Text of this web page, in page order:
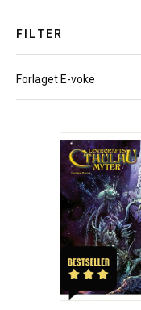
FILTER
Forlaget E-voke